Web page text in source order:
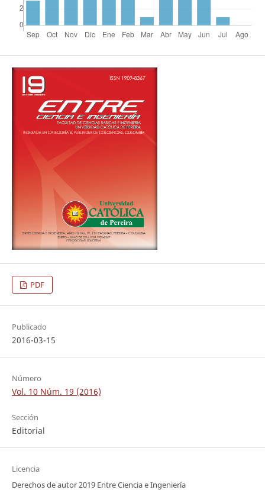
PDF
Publicado
2016-03-15
Número
Vol. 10 Núm. 19 (2016)
Sección
Editorial
Licencia
Derechos de autor 2019 Entre Ciencia e Ingeniería